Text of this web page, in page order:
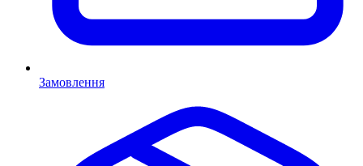
Замовлення